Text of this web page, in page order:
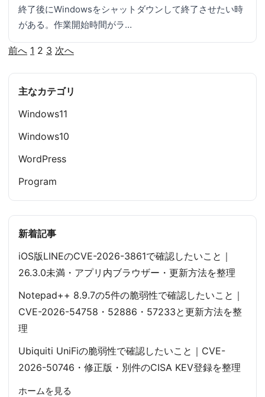
終了後にWindowsをシャットダウンして終了させたい時
がある。作業開始時間がラ…
投
稿
の
送
り
前へ 1 2 3 次へ
主なカテゴリ
Windows11
Windows10
WordPress
Program
新着記事
iOS版LINEのCVE-2026-3861で確認したいこと｜
26.3.0未満・アプリ内ブラウザー・更新方法を整理
Notepad++ 8.9.7の5件の脆弱性で確認したいこと｜
CVE-2026-54758・52886・57233と更新方法を整
理
Ubiquiti UniFiの脆弱性で確認したいこと｜CVE-
2026-50746・修正版・別件のCISA KEV登録を整理
ホームを見る